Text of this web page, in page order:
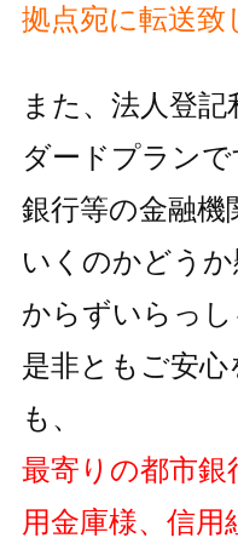
拠点宛に転送致
また、法人登
ダードプランで
銀行等の金融機
いくのかどう
からずいらっ
是非ともご安心
も、
最寄りの都市銀
用金庫様、信